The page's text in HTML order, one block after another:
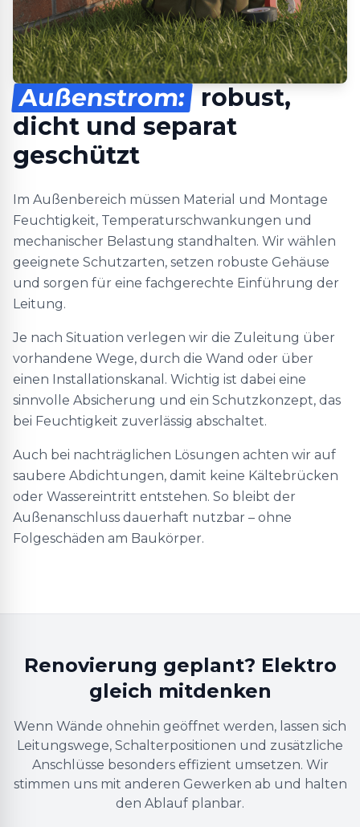
Außenstrom: robust,
dicht und separat
geschützt
Im Außenbereich müssen Material und Montage
Feuchtigkeit, Temperaturschwankungen und
mechanischer Belastung standhalten. Wir wählen
geeignete Schutzarten, setzen robuste Gehäuse
und sorgen für eine fachgerechte Einführung der
Leitung.
Je nach Situation verlegen wir die Zuleitung über
vorhandene Wege, durch die Wand oder über
einen Installationskanal. Wichtig ist dabei eine
sinnvolle Absicherung und ein Schutzkonzept, das
bei Feuchtigkeit zuverlässig abschaltet.
Auch bei nachträglichen Lösungen achten wir auf
saubere Abdichtungen, damit keine Kältebrücken
oder Wassereintritt entstehen. So bleibt der
Außenanschluss dauerhaft nutzbar – ohne
Folgeschäden am Baukörper.
Renovierung geplant? Elektro
gleich mitdenken
Wenn Wände ohnehin geöffnet werden, lassen sich
Leitungswege, Schalterpositionen und zusätzliche
Anschlüsse besonders effizient umsetzen. Wir
stimmen uns mit anderen Gewerken ab und halten
den Ablauf planbar.